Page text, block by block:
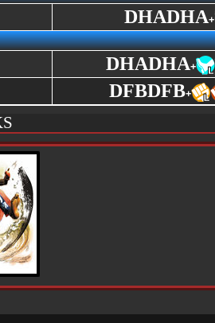
DHADHA+
DHADHA+
DFBDFB+